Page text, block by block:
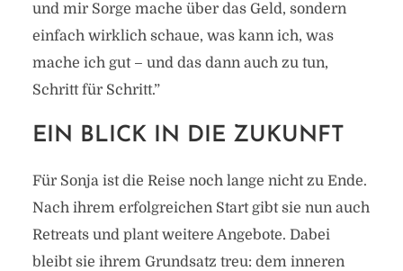
und mir Sorge mache über das Geld, sondern
einfach wirklich schaue, was kann ich, was
mache ich gut – und das dann auch zu tun,
Schritt für Schritt.”
EIN BLICK IN DIE ZUKUNFT
Für Sonja ist die Reise noch lange nicht zu Ende.
Nach ihrem erfolgreichen Start gibt sie nun auch
Retreats und plant weitere Angebote. Dabei
bleibt sie ihrem Grundsatz treu: dem inneren